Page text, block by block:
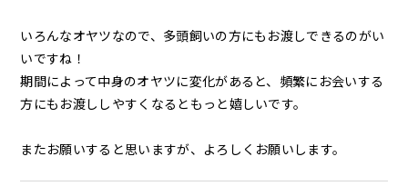
いろんなオヤツなので、多頭飼いの方にもお渡しできるのがい
いですね！
期間によって中身のオヤツに変化があると、頻繁にお会いする
方にもお渡ししやすくなるともっと嬉しいです。
またお願いすると思いますが、よろしくお願いします。